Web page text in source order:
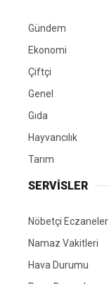
Gündem
Ekonomi
Çiftçi
Genel
Gıda
Hayvancılık
Tarım
SERVİSLER
Nöbetçi Eczaneler
Namaz Vakitleri
Hava Durumu